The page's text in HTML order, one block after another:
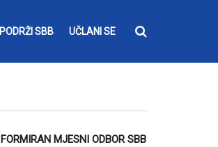
PODRŽI SBB UČLANI SE
FORMIRAN MJESNI ODBOR SBB